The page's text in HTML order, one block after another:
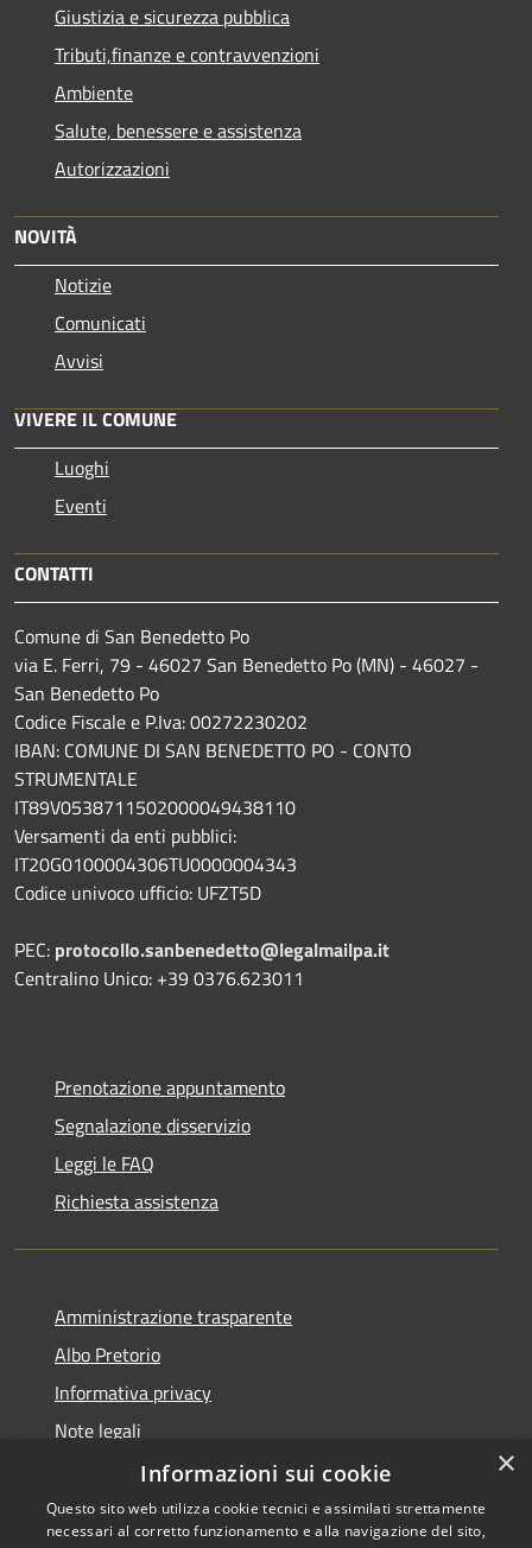
Giustizia e sicurezza pubblica
Tributi,finanze e contravvenzioni
Ambiente
Salute, benessere e assistenza
Autorizzazioni
NOVITÀ
Notizie
Comunicati
Avvisi
VIVERE IL COMUNE
Luoghi
Eventi
CONTATTI
Comune di San Benedetto Po
via E. Ferri, 79 - 46027 San Benedetto Po (MN) - 46027 -
San Benedetto Po
Codice Fiscale e P.Iva: 00272230202
IBAN: COMUNE DI SAN BENEDETTO PO - CONTO
STRUMENTALE
IT89V0538711502000049438110
Versamenti da enti pubblici:
IT20G0100004306TU0000004343
Codice univoco ufficio: UFZT5D
PEC: protocollo.sanbenedetto@legalmailpa.it
Centralino Unico: +39 0376.623011
Prenotazione appuntamento
Segnalazione disservizio
Leggi le FAQ
Richiesta assistenza
Amministrazione trasparente
Albo Pretorio
Informativa privacy
Note legali
Dichiarazione di accessibilità
×
Informazioni sui cookie
Questo sito web utilizza cookie tecnici e assimilati strettamente
necessari al corretto funzionamento e alla navigazione del sito,